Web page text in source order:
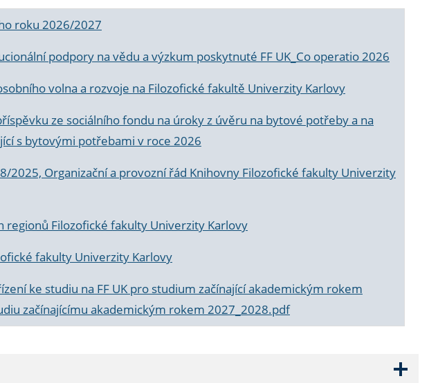
roku 2026/2027
podpory na vědu a výzkum poskytnuté FF UK_Co operatio 2026
volna a rozvoje na Filozofické fakultě Univerzity Karlovy
ze sociálního fondu na úroky z úvěru na bytové potřeby a na
s bytovými potřebami v roce 2026
2025, Organizační a provozní řád Knihovny Filozofické fakulty Univerzity
regionů Filozofické fakulty Univerzity Karlovy
fakulty Univerzity Karlovy
ke studiu na FF UK pro studium začínající akademickým rokem
začínajícímu akademickým rokem 2027_2028.pdf